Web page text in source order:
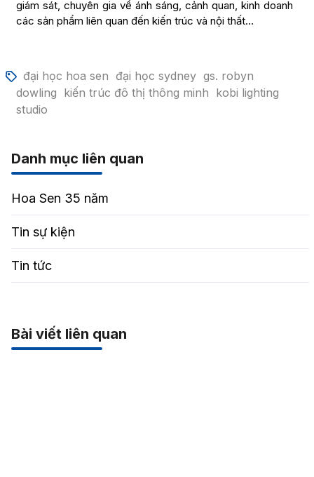
giám sát, chuyên gia về ánh sáng, cảnh quan, kinh doanh
các sản phẩm liên quan đến kiến trúc và nội thất…
đại học hoa sen đại học sydney gs. robyn
dowling kiến trúc đô thị thông minh kobi lighting
studio
Danh mục liên quan
Hoa Sen 35 năm
Tin sự kiện
Tin tức
Bài viết liên quan